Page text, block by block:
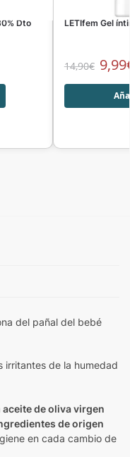
Dto
LETIfem Gel
14,90€ 9,99
del pañal del bebé
irritantes de la humedad
de oliva virgen
de origen
en cada cambio de